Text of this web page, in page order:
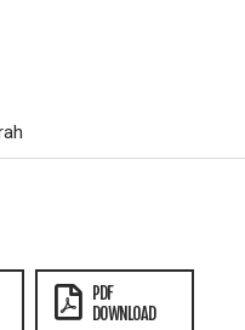
PDF
DOWNLOAD